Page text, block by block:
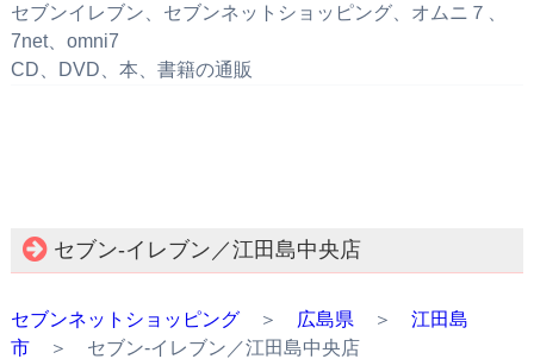
セブンイレブン、セブンネットショッピング、オムニ７、
7net、omni7
CD、DVD、本、書籍の通販
セブン‐イレブン／江田島中央店
セブンネットショッピング＞ 広島県 ＞ 江田島
市＞ セブン‐イレブン／江田島中央店